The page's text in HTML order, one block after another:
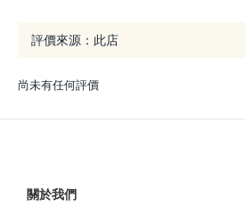
尚未有任何評價
關於我們